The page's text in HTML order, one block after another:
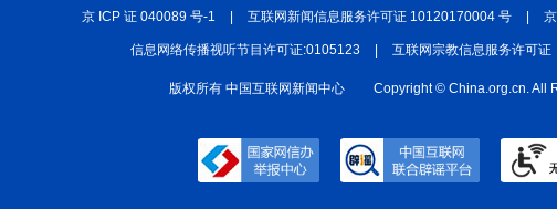
京 ICP 证 040089 号-1 互联网新闻信息服务许可证 10120170004 号
信息网络传播视听节目许可证:0105123 互联网宗教信息服务许可
版权所有 中国互联网新闻中心 Copyright © China.org.cn. All